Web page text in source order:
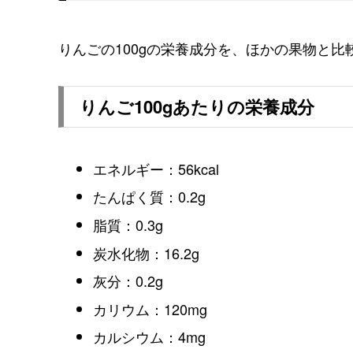
りんごの100gの栄養成分を、ほかの果物と比
りんご100gあたりの栄養成分
エネルギー：56kcal
たんぱく質：0.2g
脂質：0.3g
炭水化物：16.2g
灰分：0.2g
カリウム：120mg
カルシウム：4mg